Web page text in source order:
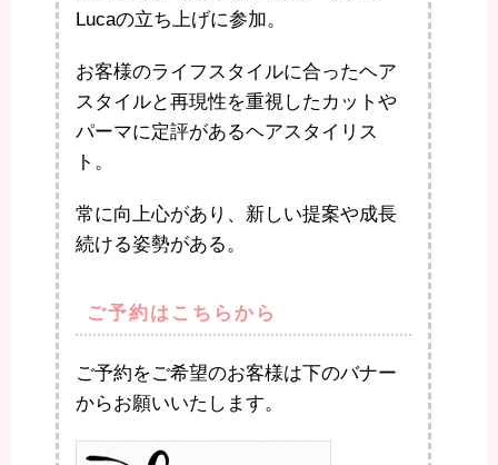
Lucaの立ち上げに参加。
お客様のライフスタイルに合ったヘア
スタイルと再現性を重視したカットや
パーマに定評があるヘアスタイリス
ト。
常に向上心があり、新しい提案や成長
続ける姿勢がある。
ご予約はこちらから
ご予約をご希望のお客様は下のバナー
からお願いいたします。